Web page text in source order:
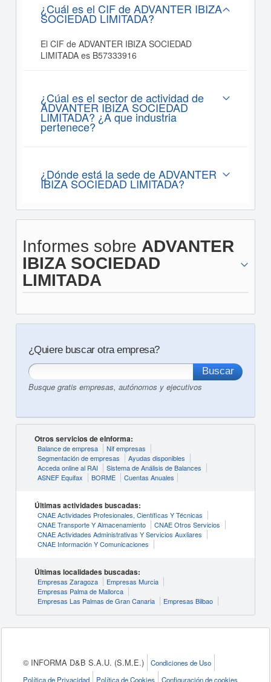
¿Cuál es el CIF de ADVANTER IBIZA
SOCIEDAD LIMITADA?
El CIF de ADVANTER IBIZA SOCIEDAD
LIMITADA es B57333916
¿Cúal es el sector de actividad de
ADVANTER IBIZA SOCIEDAD
LIMITADA? ¿A que industria
pertenece?
¿Dónde está la sede de ADVANTER
IBIZA SOCIEDAD LIMITADA?
Informes sobre ADVANTER
IBIZA SOCIEDAD
LIMITADA
¿Quiere buscar otra empresa?
Busque gratis empresas, autónomos y ejecutivos
Otros servicios de eInforma:
Balance de empresa
Nif empresas
Segmentación de empresas
Ayudas disponibles
Acceda online al RAI
Sistema de Análisis de Balances
ASNEF Equifax
BORME Cuentas Anuales
Últimas actividades buscadas:
CNAE Actividades Profesionales, Científicas Y Técnicas
CNAE Transporte Y Almacenamiento
CNAE Otros Servicios
CNAE Actividades Administrativas Y Servicios Auxliares
CNAE Información Y Comunicaciones
Últimas localidades buscadas:
Empresas Zaragoza
Empresas Murcia
Empresas Palma de Mallorca
Empresas Las Palmas de Gran Canaria
Empresas Bilbao
© INFORMA D&B S.A.U. (S.M.E.)
Condiciones de Uso
Política de Privacidad
Política de Cookies Configuración de cookies